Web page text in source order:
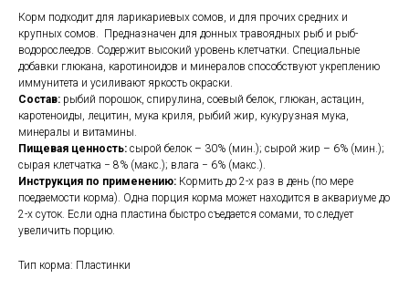
Корм подходит для ларикариевых сомов, и для прочих средних и
крупных сомов. Предназначен для донных травоядных рыб и рыб-
водорослеедов. Содержит высокий уровень клетчатки. Специальные
добавки глюкана, каротиноидов и минералов способствуют укреплению
иммунитета и усиливают яркость окраски.
Состав: рыбий порошок, спирулина, соевый белок, глюкан, астацин,
каротеноиды, лецитин, мука криля, рыбий жир, кукурузная мука,
минералы и витамины.
Пищевая ценность: сырой белок – 30% (мин.); сырой жир – 6% (мин.);
сырая клетчатка − 8% (макс.); влага − 6% (макс.).
Инструкция по применению: Кормить до 2-х раз в день (по мере
поедаемости корма). Одна порция корма может находится в аквариуме до
2-х суток. Если одна пластина быстро съедается сомами, то следует
увеличить порцию.
Тип корма: Пластинки